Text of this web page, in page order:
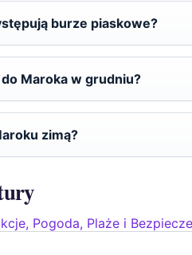
burze piaskowe?
Maroka w grudniu?
zimą?
Pogoda, Plaże i